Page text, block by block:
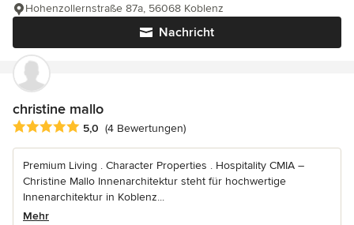
Nachricht
Hohenzollernstraße 87a, 56068 Koblenz
christine mallo
Durchschnittliche Bewertung: 5 von 5 Sternen
5,0 (4 Bewertungen)
Premium Living . Character Properties . Hospitality CMIA –
Christine Mallo Innenarchitektur steht für hochwertige
Innenarchitektur in Koblenz...
Mehr